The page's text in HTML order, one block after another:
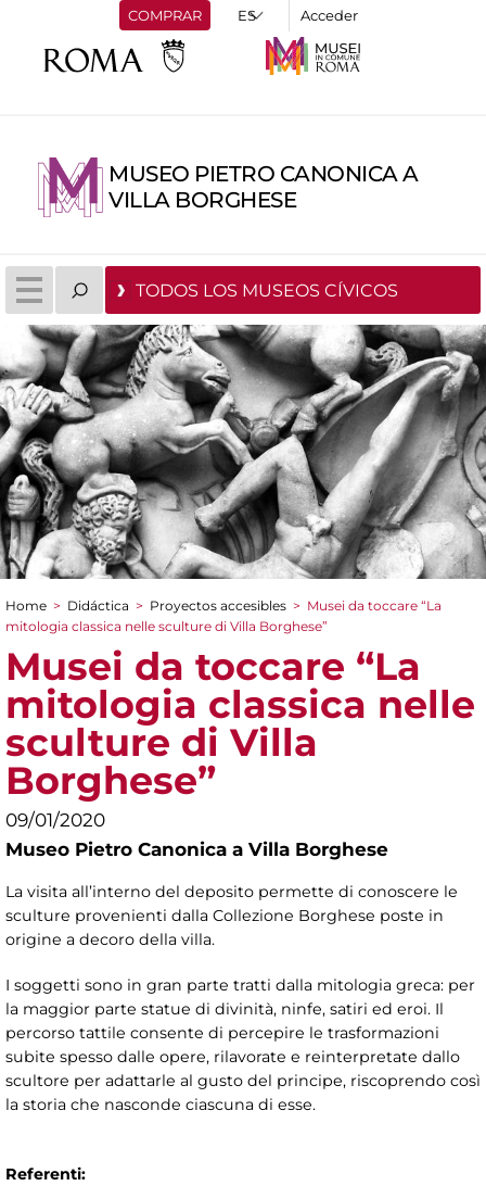
COMPRAR Acceder
MUSEO PIETRO CANONICA A
VILLA BORGHESE
TODOS LOS MUSEOS CÍVICOS
You are here
Home > Didáctica > Proyectos accesibles > Musei da toccare “La
mitologia classica nelle sculture di Villa Borghese”
Musei da toccare “La
mitologia classica nelle
sculture di Villa
Borghese”
09/01/2020
Museo Pietro Canonica a Villa Borghese
La visita all’interno del deposito permette di conoscere le
sculture provenienti dalla Collezione Borghese poste in
origine a decoro della villa.
I soggetti sono in gran parte tratti dalla mitologia greca: per
la maggior parte statue di divinità, ninfe, satiri ed eroi. Il
percorso tattile consente di percepire le trasformazioni
subite spesso dalle opere, rilavorate e reinterpretate dallo
scultore per adattarle al gusto del principe, riscoprendo così
la storia che nasconde ciascuna di esse.
Referenti: